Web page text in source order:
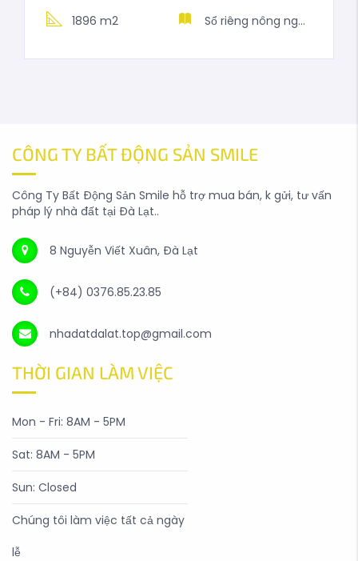
1896 m2 Sổ riêng nông nghiệp
CÔNG TY BẤT ĐỘNG SẢN SMILE
Công Ty Bất Động Sản Smile hỗ trợ mua bán, k gửi, tư vấn
pháp lý nhà đất tại Đà Lạt..
8 Nguyễn Viết Xuân, Đà Lạt
(+84) 0376.85.23.85
nhadatdalat.top@gmail.com
THỜI GIAN LÀM VIỆC
Mon - Fri: 8AM - 5PM
Sat: 8AM - 5PM
Sun: Closed
Chúng tôi làm việc tất cả ngày
lễ